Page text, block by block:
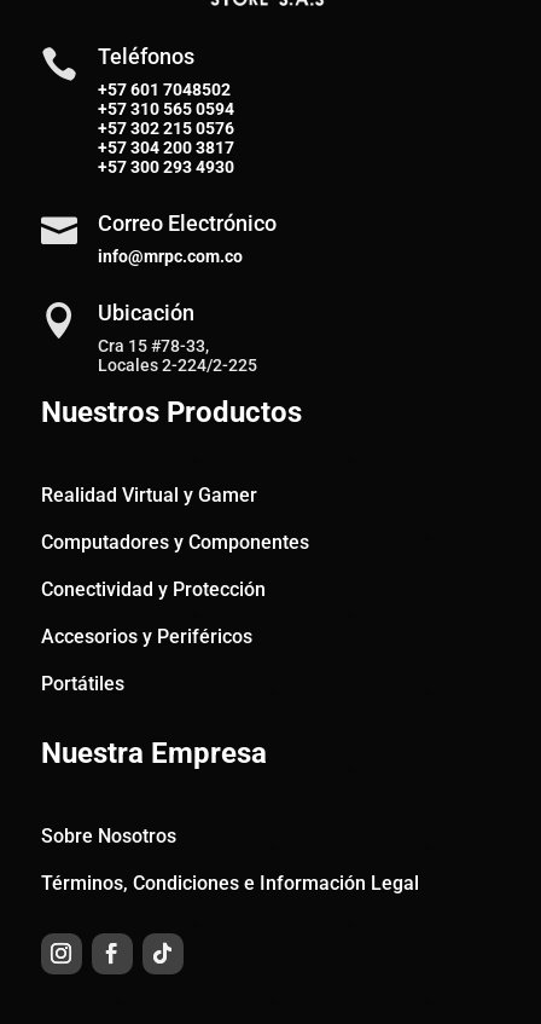
 Teléfonos
+57 601 7048502
+57310 565 0594
+57302 215 0576
+57304 200 3817
+57300 293 4930
 Correo Electrónico
info@mrpc.com.co
 Ubicación
Cra 15 #78-33,
Locales 2-224/2-225
Nuestros Productos
Realidad Virtual y Gamer
Computadores y Componentes
Conectividad y Protección
Accesorios y Periféricos
Portátiles
Nuestra Empresa
Sobre Nosotros
Términos, Condiciones e Información Legal